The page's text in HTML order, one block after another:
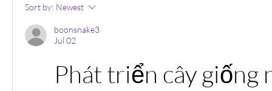
Sort by: Newest
boonsnake3
Jul 02
Phát triển cây giống